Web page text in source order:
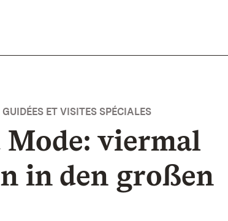
ET VISITES SPÉCIALES
viermal
in den großen